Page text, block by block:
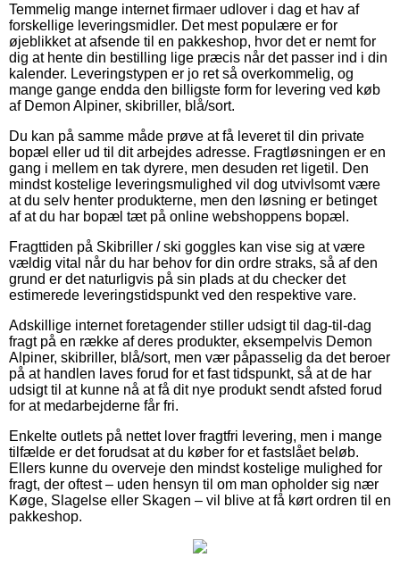
Temmelig mange internet firmaer udlover i dag et hav af
forskellige leveringsmidler. Det mest populære er for
øjeblikket at afsende til en pakkeshop, hvor det er nemt for
dig at hente din bestilling lige præcis når det passer ind i din
kalender. Leveringstypen er jo ret så overkommelig, og
mange gange endda den billigste form for levering ved køb
af Demon Alpiner, skibriller, blå/sort.
Du kan på samme måde prøve at få leveret til din private
bopæl eller ud til dit arbejdes adresse. Fragtløsningen er en
gang i mellem en tak dyrere, men desuden ret ligetil. Den
mindst kostelige leveringsmulighed vil dog utvivlsomt være
at du selv henter produkterne, men den løsning er betinget
af at du har bopæl tæt på online webshoppens bopæl.
Fragttiden på Skibriller / ski goggles kan vise sig at være
vældig vital når du har behov for din ordre straks, så af den
grund er det naturligvis på sin plads at du checker det
estimerede leveringstidspunkt ved den respektive vare.
Adskillige internet foretagender stiller udsigt til dag-til-dag
fragt på en række af deres produkter, eksempelvis Demon
Alpiner, skibriller, blå/sort, men vær påpasselig da det beroer
på at handlen laves forud for et fast tidspunkt, så at de har
udsigt til at kunne nå at få dit nye produkt sendt afsted forud
for at medarbejderne får fri.
Enkelte outlets på nettet lover fragtfri levering, men i mange
tilfælde er det forudsat at du køber for et fastslået beløb.
Ellers kunne du overveje den mindst kostelige mulighed for
fragt, der oftest – uden hensyn til om man opholder sig nær
Køge, Slagelse eller Skagen – vil blive at få kørt ordren til en
pakkeshop.